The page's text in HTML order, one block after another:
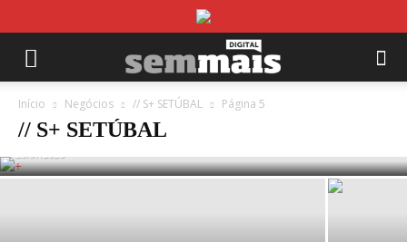
Início Negócios // S+ SETÚBAL Página 5
// S+ SETÚBAL
Brico Depôt investe 9 milhões de euros em
loja no Seixal